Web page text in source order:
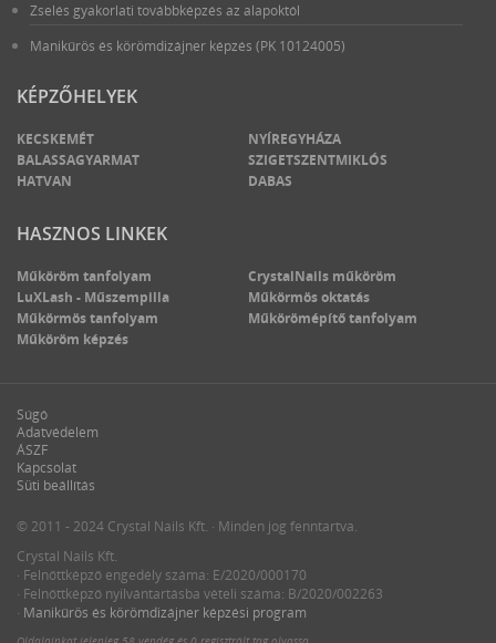
Zselés gyakorlati továbbképzés az alapoktól
Manikűrös és körömdizájner képzés (PK 10124005)
KÉPZŐHELYEK
KECSKEMÉT
NYÍREGYHÁZA
BALASSAGYARMAT
SZIGETSZENTMIKLÓS
HATVAN
DABAS
HASZNOS LINKEK
Műköröm tanfolyam
CrystalNails műköröm
LuXLash - Műszempilla
Műkörmös oktatás
Műkörmös tanfolyam
Műkörömépítő tanfolyam
Műköröm képzés
Súgó
Adatvédelem
ÁSZF
Kapcsolat
Süti beállítás
© 2011 - 2024 Crystal Nails Kft. · Minden jog fenntartva.
Crystal Nails Kft.
· Felnőttképző engedély száma: E/2020/000170
· Felnőttképző nyilvántartásba vételi száma: B/2020/002263
· Manikűrös és körömdizájner képzési program